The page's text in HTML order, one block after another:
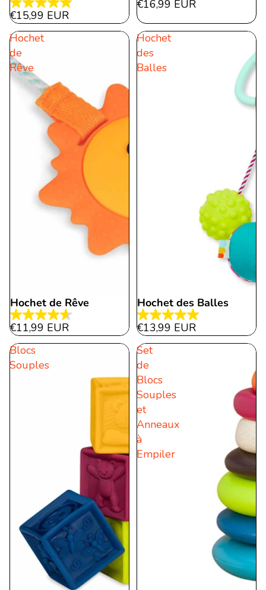
5.0
étoile(s)
sur
évaluations
€15,99 EUR
sur
5.
€16,99 EUR
Hochet
de
Rêve
Hochet de Rêve
4.6
étoile(s)
5.
€11,99 EUR
Hochet
des
Balles
Hochet des Balles
5.0
étoile(s)
évaluations
€13,99 EUR
Blocs
Souples
Set
de
Blocs
Souples
et
Anneaux
à
Empiler